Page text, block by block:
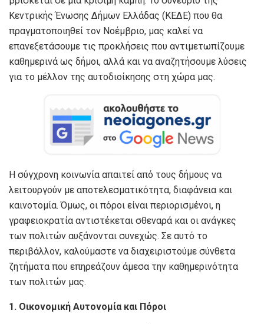
Κεντρικής Ένωσης Δήμων Ελλάδας (ΚΕΔΕ) που θα
πραγματοποιηθεί τον Νοέμβριο, μας καλεί να
επανεξετάσουμε τις προκλήσεις που αντιμετωπίζουμε
καθημερινά ως δήμοι, αλλά και να αναζητήσουμε λύσεις
για το μέλλον της αυτοδιοίκησης στη χώρα μας.
Η σύγχρονη κοινωνία απαιτεί από τους δήμους να
λειτουργούν με αποτελεσματικότητα, διαφάνεια και
καινοτομία. Όμως, οι πόροι είναι περιορισμένοι, η
γραφειοκρατία αντιστέκεται σθεναρά και οι ανάγκες
των πολιτών αυξάνονται συνεχώς. Σε αυτό το
περιβάλλον, καλούμαστε να διαχειριστούμε σύνθετα
ζητήματα που επηρεάζουν άμεσα την καθημερινότητα
των πολιτών μας.
1. Οικονομική Αυτονομία και Πόροι